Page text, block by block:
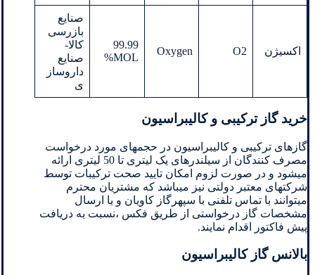
اکسیژن O2
Oxygen
99.99
MOL%
صنایع
بازرسی
کالا-
صنایع
داروساز
ی
خرید گاز ترکیبی و کالیبراسیون
گازهای ترکیبی و کالیبراسیون در حجمهای مورد درخواست
مصرف کنندگان از سیلندرهای یک لیتری تا 50 لیتری ارائه
میشود و در صورت لزوم امکان تایید صحت ترکیبات توسط
شرکتهای معتبر دولتی نیز میباشد که مشتریان محترم
میتوانند با تماس تلفنی با سپهرگاز کاویان و یا ارسال
مشخصات گاز درخواستی از طریق فکس ،نسبت به دریافت
پیش فاکتور اقدام نمایند.
بالانس گاز کالیبراسیون